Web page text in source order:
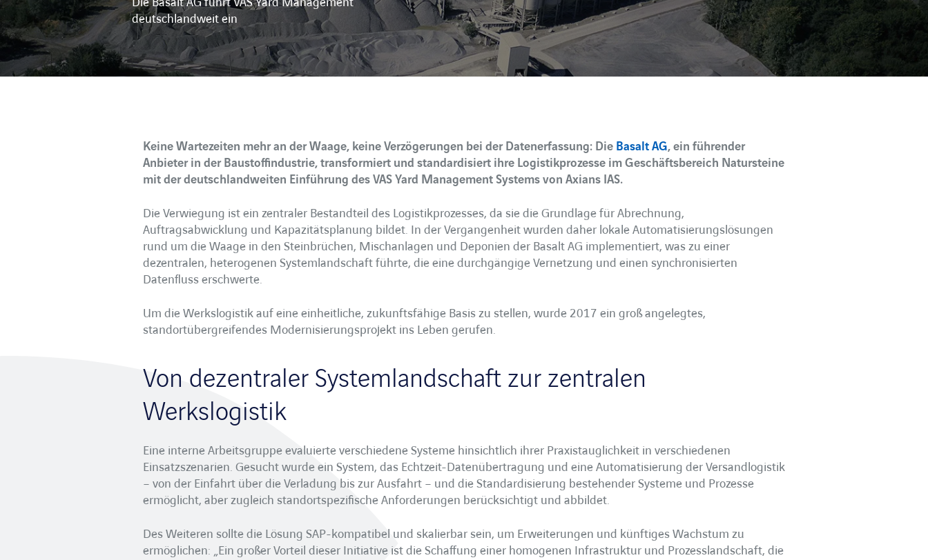
deutschlandweit ein
Keine Wartezeiten mehr an der Waage, keine Verzögerungen bei der Datenerfassung: Die Basalt AG, ein führender
Anbieter in der Baustoffindustrie, transformiert und standardisiert ihre Logistikprozesse im Geschäftsbereich Natursteine
mit der deutschlandweiten Einführung des VAS Yard Management Systems von Axians IAS.
Die Verwiegung ist ein zentraler Bestandteil des Logistikprozesses, da sie die Grundlage für Abrechnung,
Auftragsabwicklung und Kapazitätsplanung bildet. In der Vergangenheit wurden daher lokale Automatisierungslösungen
rund um die Waage in den Steinbrüchen, Mischanlagen und Deponien der Basalt AG implementiert, was zu einer
dezentralen, heterogenen Systemlandschaft führte, die eine durchgängige Vernetzung und einen synchronisierten
Datenfluss erschwerte.
Um die Werkslogistik auf eine einheitliche, zukunftsfähige Basis zu stellen, wurde 2017 ein groß angelegtes,
standortübergreifendes Modernisierungsprojekt ins Leben gerufen.
Von dezentraler Systemlandschaft zur zentralen
Werkslogistik
Eine interne Arbeitsgruppe evaluierte verschiedene Systeme hinsichtlich ihrer Praxistauglichkeit in verschiedenen
Einsatzszenarien. Gesucht wurde ein System, das Echtzeit-Datenübertragung und eine Automatisierung der Versandlogistik
– von der Einfahrt über die Verladung bis zur Ausfahrt – und die Standardisierung bestehender Systeme und Prozesse
ermöglicht, aber zugleich standortspezifische Anforderungen berücksichtigt und abbildet.
Des Weiteren sollte die Lösung SAP-kompatibel und skalierbar sein, um Erweiterungen und künftiges Wachstum zu
ermöglichen: „Ein großer Vorteil dieser Initiative ist die Schaffung einer homogenen Infrastruktur und Prozesslandschaft, die